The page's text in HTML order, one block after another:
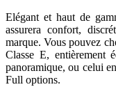
Elégant et haut de
assurera confort,
marque. Vous pouvez
Classe E, entièrement
panoramique, ou celui
Full options.